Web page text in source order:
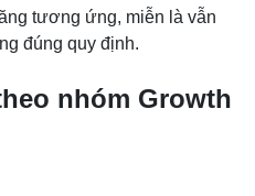
tương ứng, miễn là vẫn
đúng quy định.
nhóm Growth